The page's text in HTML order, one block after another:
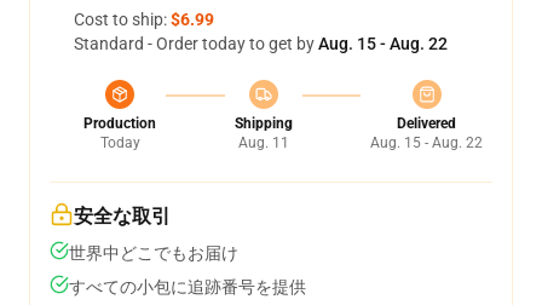
Cost to ship:$6.99
Standard - Order today to get byAug. 15 - Aug. 22
Production
Today
Shipping
Aug. 11
Delivered
Aug. 15 - Aug. 22
安全な取引
世界中どこでもお届け
すべての小包に追跡番号を提供